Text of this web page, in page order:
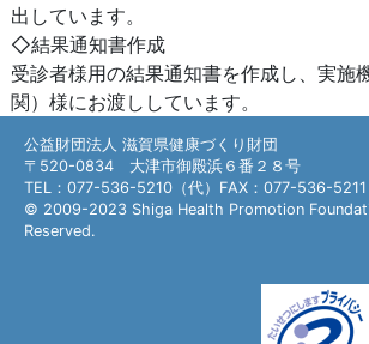
出しています。
◇結果通知書作成
受診者様用の結果通知書を作成し、実施
関）様にお渡ししています。
公益財団法人 滋賀県健康づくり財団
〒520-0834 大津市御殿浜６番２８号
TEL：077-536-5210（代）FAX：077-536-5211
© 2009-2023 Shiga Health Promotion
Reserved.